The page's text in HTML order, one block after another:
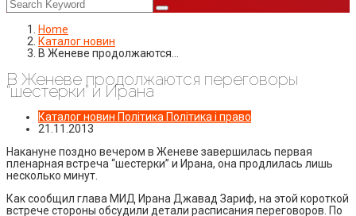
Home
Каталог новин
В Женеве продолжаются…
В Женеве продолжаются переговоры
“шестерки” и Ирана
Каталог новин Політика Політика і право
21.11.2013
Накануне поздно вечером в Женеве завершилась первая
пленарная встреча “шестерки” и Ирана, она продлилась лишь
несколько минут.
Как сообщил глава МИД Ирана Джавад Зариф, на этой короткой
встрече стороны обсудили детали расписания переговоров. По